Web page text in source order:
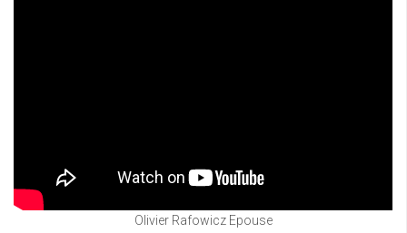
Olivier Rafowicz Epouse